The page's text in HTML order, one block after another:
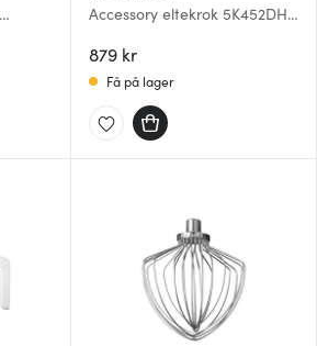
Accessory eltekrok 5K452DH
879 kr
Få på lager